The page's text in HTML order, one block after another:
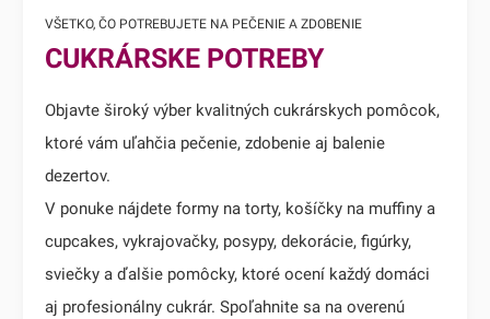
VŠETKO, ČO POTREBUJETE NA PEČENIE A ZDOBENIE
CUKRÁRSKE POTREBY
Objavte široký výber kvalitných cukrárskych pomôcok,
ktoré vám uľahčia pečenie, zdobenie aj balenie
dezertov.
V ponuke nájdete formy na torty, košíčky na muffiny a
cupcakes, vykrajovačky, posypy, dekorácie, figúrky,
sviečky a ďalšie pomôcky, ktoré ocení každý domáci
aj profesionálny cukrár. Spoľahnite sa na overenú